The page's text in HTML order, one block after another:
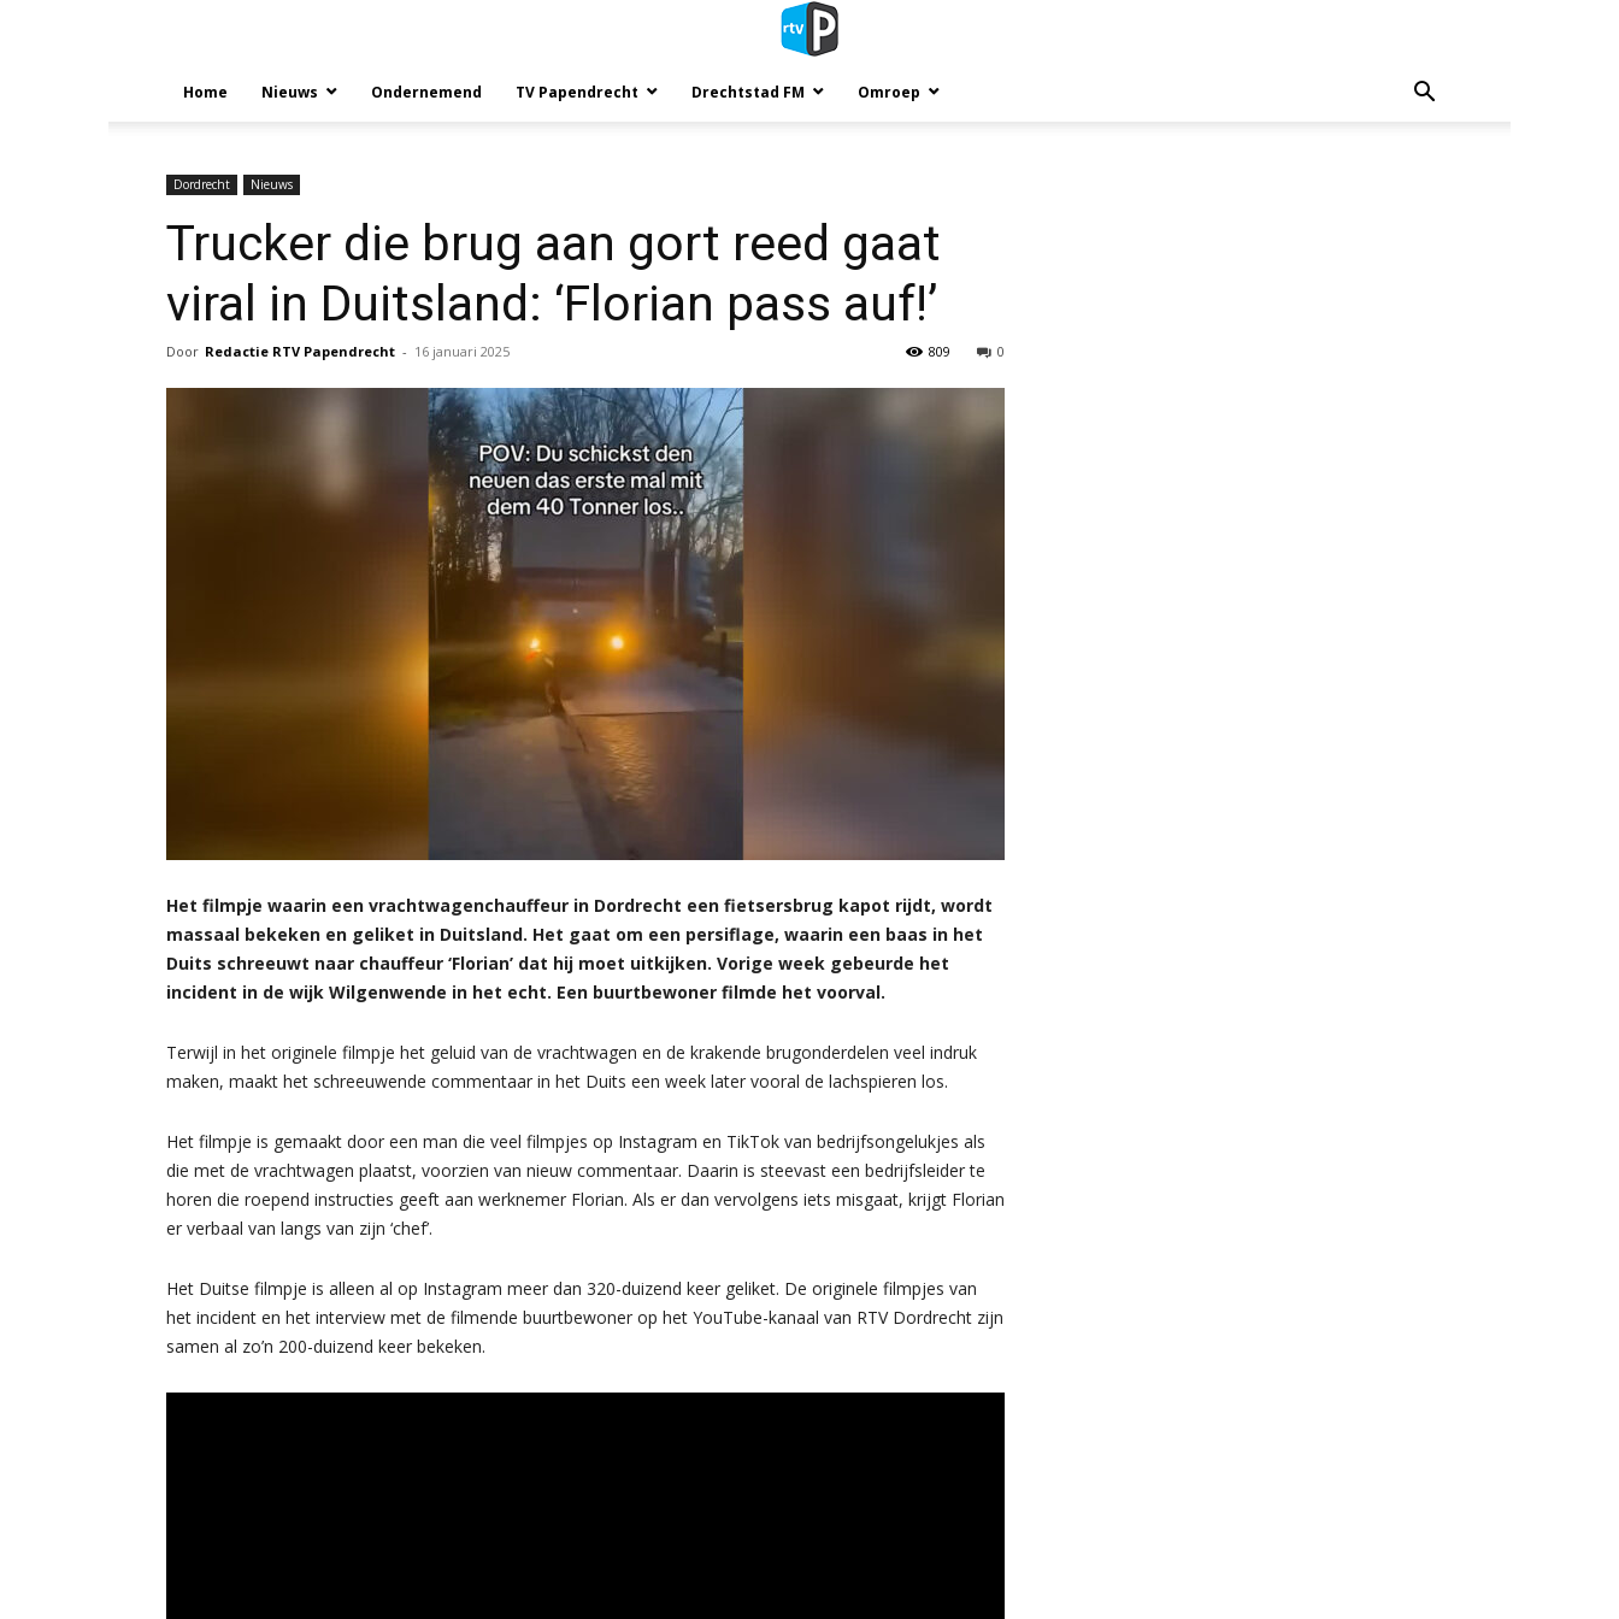
Home Nieuws Ondernemend TV Papendrecht Drechtstad FM Omroep
Dordrecht Nieuws
Trucker die brug aan gort reed gaat
viral in Duitsland: ‘Florian pass auf!’
Door Redactie RTV Papendrecht - 16 januari 2025 0
809
Het filmpje waarin een vrachtwagenchauffeur in Dordrecht een fietsersbrug kapot rijdt, wordt
massaal bekeken en geliket in Duitsland. Het gaat om een persiflage, waarin een baas in het
Duits schreeuwt naar chauffeur ‘Florian’ dat hij moet uitkijken. Vorige week gebeurde het
incident in de wijk Wilgenwende in het echt. Een buurtbewoner filmde het voorval.
Terwijl in het originele filmpje het geluid van de vrachtwagen en de krakende brugonderdelen veel indruk
maken, maakt het schreeuwende commentaar in het Duits een week later vooral de lachspieren los.
Het filmpje is gemaakt door een man die veel filmpjes op Instagram en TikTok van bedrijfsongelukjes als
die met de vrachtwagen plaatst, voorzien van nieuw commentaar. Daarin is steevast een bedrijfsleider te
horen die roepend instructies geeft aan werknemer Florian. Als er dan vervolgens iets misgaat, krijgt Florian
er verbaal van langs van zijn ‘chef’.
Het Duitse filmpje is alleen al op Instagram meer dan 320-duizend keer geliket. De originele filmpjes van
het incident en het interview met de filmende buurtbewoner op het YouTube-kanaal van RTV Dordrecht zijn
samen al zo’n 200-duizend keer bekeken.